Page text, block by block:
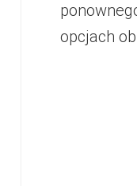
opcjach